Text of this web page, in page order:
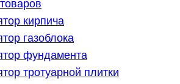
кирпича
газоблока
фундамента
тротуарной плитки